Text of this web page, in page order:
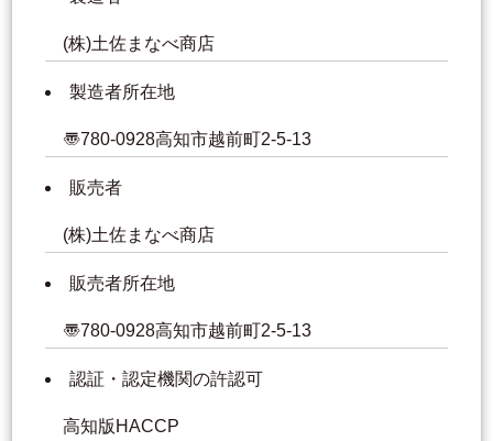
(株)土佐まなべ商店
製造者所在地
〠780-0928高知市越前町2-5-13
販売者
(株)土佐まなべ商店
販売者所在地
〠780-0928高知市越前町2-5-13
認証・認定機関の許認可
高知版HACCP